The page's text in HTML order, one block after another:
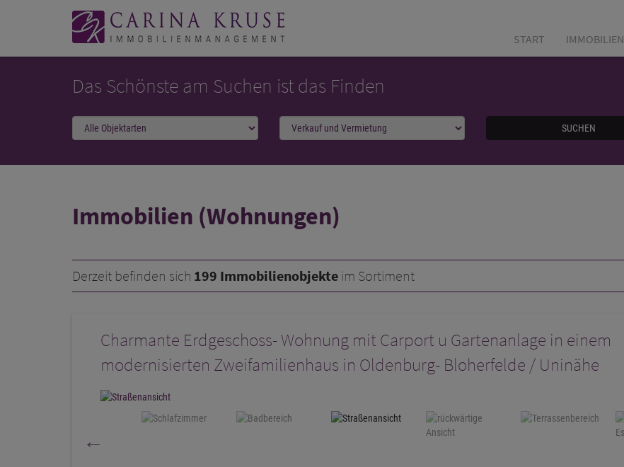
START IMMOBILIEN
Das Schönste am Suchen ist das Finden
SUCHEN
Immobilien (Wohnungen)
Derzeit befinden sich 199 Immobilienobjekte im Sortiment
Charmante Erdgeschoss- Wohnung mit Carport u Gartenanlage in einem
modernisierten Zweifamilienhaus in Oldenburg- Bloherfelde / Uninähe